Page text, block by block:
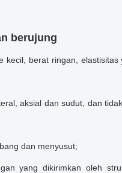
berujung
kecil, berat ringan,
aksial dan sudut, dan
dan menyusut;
yang dikirimkan oleh